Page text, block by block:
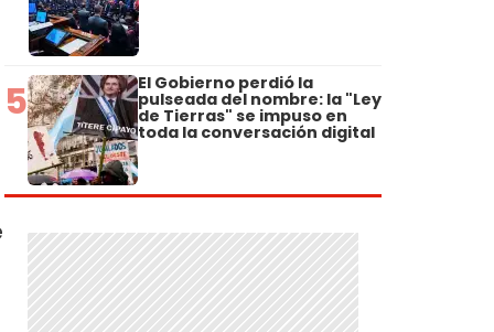
5 El Gobierno perdió la
pulseada del nombre: la "Ley
de Tierras" se impuso en
toda la conversación digital